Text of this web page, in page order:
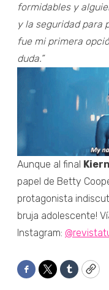
formidables y
y la seguridad para
fue mi primera
duda.”
Aunque al final
papel de Betty
protagonista
bruja adolescente!
Instagram:
Facebook
TwitterTumblr